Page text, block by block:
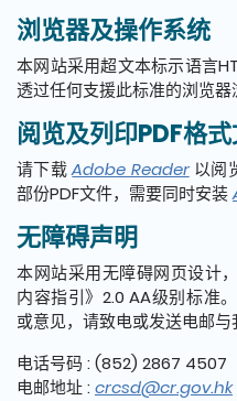
浏览器及操作系统
本网站采用超文本标示语言
透过任何支援此标准的浏览器
阅览及列印PDF格
请下载Adobe Reader以阅
部份PDF文件，需要同时安装
无障碍声明
本网站采用无障碍网页设计
内容指引》2.0 AA级别标准
或意见，请致电或发送电邮与
电话号码 : (852) 2867 4507
电邮地址 : crcsd@cr.gov.hk